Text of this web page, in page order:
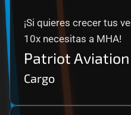
¡Si quieres crecer tus
10x necesitas a MHA!
Patriot Aviation
Cargo